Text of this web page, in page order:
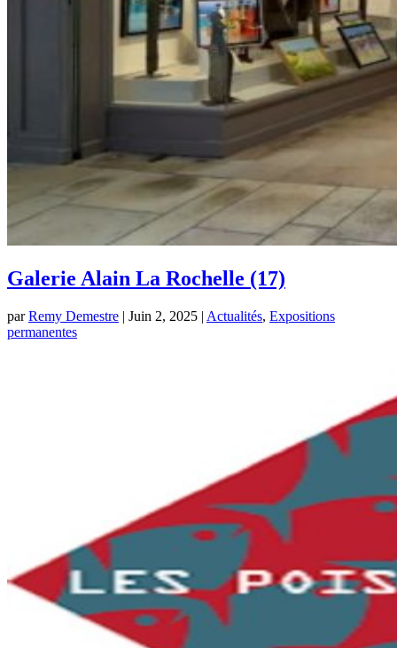
Galerie Alain La Rochelle (17)
parRemy Demestre | Juin 2, 2025 | Actualités, Expositions
permanentes